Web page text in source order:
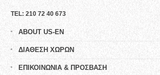
TEL: 210 72 40 673
ABOUT US-EN
ΔΙΑΘΕΣΗ ΧΩΡΩΝ
ΕΠΙΚΟΙΝΩΝΙΑ & ΠΡΟΣΒΑΣΗ